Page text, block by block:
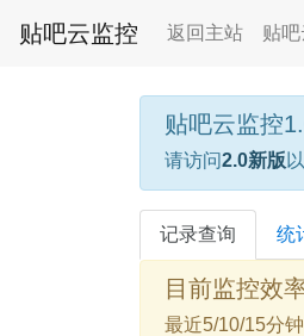
贴吧云监控 返回主站 贴吧
贴吧云监控
请访问2.0新版
记录查询 统
目前监控效率
最近5/10/15分